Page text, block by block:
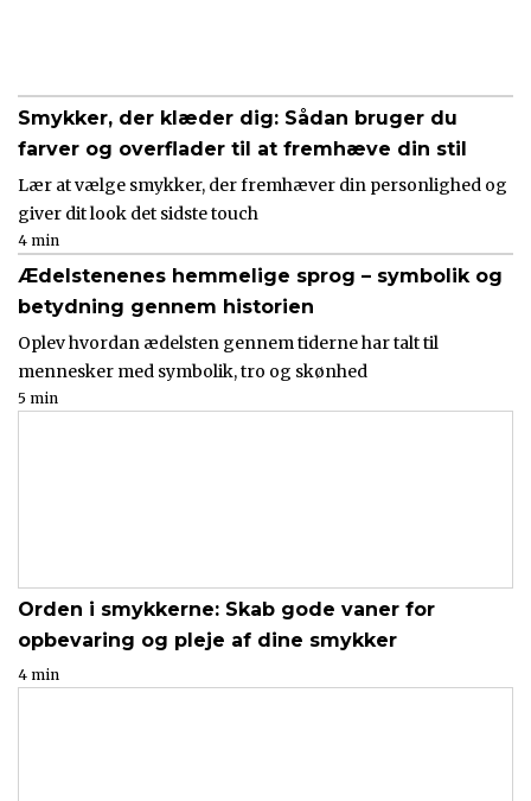
Smykker, der klæder dig: Sådan bruger du
farver og overflader til at fremhæve din stil
Lær at vælge smykker, der fremhæver din personlighed og
giver dit look det sidste touch
4 min
Ædelstenenes hemmelige sprog – symbolik og
betydning gennem historien
Oplev hvordan ædelsten gennem tiderne har talt til
mennesker med symbolik, tro og skønhed
5 min
Orden i smykkerne: Skab gode vaner for
opbevaring og pleje af dine smykker
4 min